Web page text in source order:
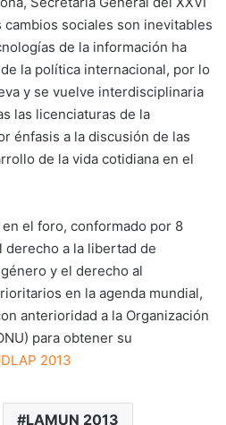
cambios sociales son inevitables
de la información ha
la política internacional, por lo
y se vuelve interdisciplinaria
las licenciaturas de la
énfasis a la discusión de las
de la vida cotidiana en el
el foro, conformado por 8
a la libertad de
y el derecho al
en la agenda mundial,
anterioridad a la Organización
para obtener su
LAMUN 2013